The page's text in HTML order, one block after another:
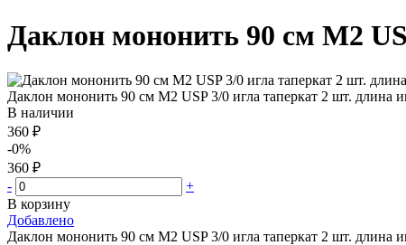
Даклон мононить 90 см М2
Даклон мононить 90 см М2 USP 3/0 игла таперкат 2 шт. длина
В наличии
360 ₽
-0%
360 ₽
-
+
В корзину
Добавлено
Даклон мононить 90 см М2 USP 3/0 игла таперкат 2 шт. длина